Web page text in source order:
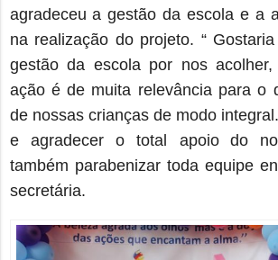
agradeceu a gestão da escola e a
na realização do projeto. “
gestão da escola por nos
ação é de muita relevância para o
de nossas crianças de modo
e agradecer o total apoio
do
também parabenizar toda equipe
secretária.